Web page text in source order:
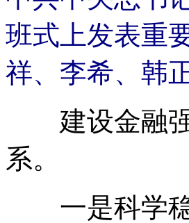
班式上发表重
祥、李希、韩
建设金融强
系。
一是科学稳